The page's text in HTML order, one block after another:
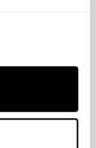
המדגיש את
בחומרים